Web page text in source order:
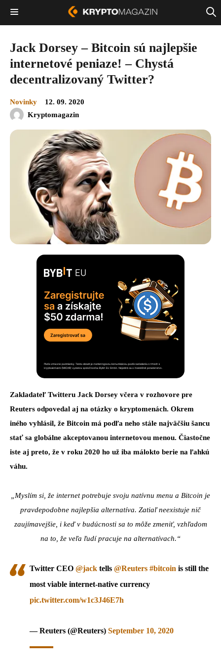
Jack Dorsey – Bitcoin sú najlepšie
internetové peniaze! – Chystá
decentralizovaný Twitter?
Novinky
12. 09. 2020
Kryptomagazin
Zakladateľ Twitteru Jack Dorsey včera v rozhovore pre
Reuters odpovedal aj na otázky o kryptomenách. Okrem
iného vyhlásil, že Bitcoin má podľa neho stále najväčšiu šancu
stať sa globálne akceptovanou internetovou menou. Čiastočne
iste aj preto, že v roku 2020 ho už iba málokto berie na ľahkú
váhu.
„Myslím si, že internet potrebuje svoju natívnu menu a Bitcoin je
pravdepodobne najlepšia alternatíva. Zatiaľ neexistuje nič
zaujímavejšie, i keď v budúcnosti sa to môže zmeniť, vzhľadom
na to, že veľa ľudí pracuje na alternatívach.“
Twitter CEO @jack tells @Reuters #bitcoin is still the
most viable internet-native currency
pic.twitter.com/w1c3J46E7h
— Reuters (@Reuters) September 10, 2020